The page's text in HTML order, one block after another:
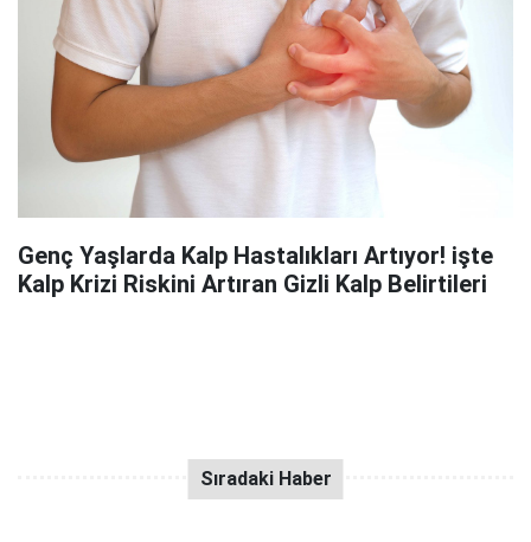
Genç Yaşlarda Kalp Hastalıkları Artıyor! işte
Kalp Krizi Riskini Artıran Gizli Kalp Belirtileri